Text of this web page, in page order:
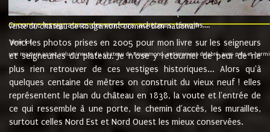
suivent les rentes, donation des terriers, etc... au prix de 880 livre louis
Ci contre les signatures des vendeurs, acheteurs, témoins....
vente du château de Rougemont comme bien national9.
"3ème lot
une mazure assez volumineuse du chateau de Rougemond, entierement delabré, avec près et
Voici les photos prises en 2005 pour mon livre sur les seigneurs
et seigneuries du plateau. Je n'ose y retourner de peur de ne
plus rien retrouver de ces vestiges historiques... Alors qu'à
quelques centaine de mètres on construit du vieux neuf ! elles
représentent le plan du château en 1838, la voute et l'entrée de
ce qui ressemble à une porte, le chemin d'accès, les murailles,
surtout celles Nord Est et Nord Ouest les mieux conservées.